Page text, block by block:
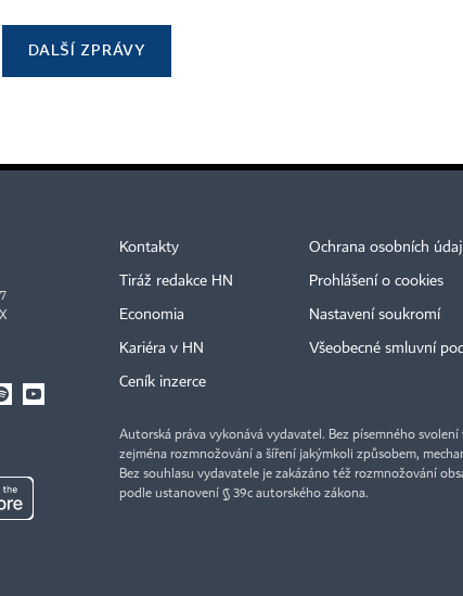
DALŠÍ ZPRÁVY
Kontakty
Tiráž redakce HN
Economia
Kariéra v HN
Ceník inzerce
Ochrana osobních
Prohlášení o cookies
Nastavení soukromí
Všeobecné smluvní
Autorská práva vykonává vydavatel. Bez písemného
zejména rozmnožování a šíření jakýmkoli způsobem,
Bez souhlasu vydavatele je zakázáno též rozmnožování
podle ustanovení § 39c autorského zákona.